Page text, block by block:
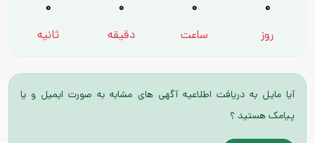
0
روز
0
ساعت
0
دقیقه
0
ثانیه
آیا مایل به دریافت اطلاعیه آگهی های مشابه به صورت ایمیل و یا
پیامک هستید ؟